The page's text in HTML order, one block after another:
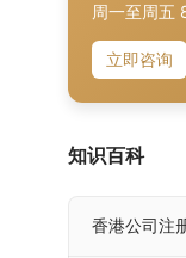
周一至周
立即咨询
知识百科
香港公司注